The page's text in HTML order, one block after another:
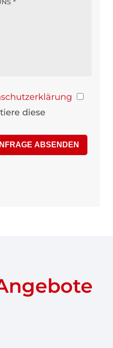
diese
ABSENDEN